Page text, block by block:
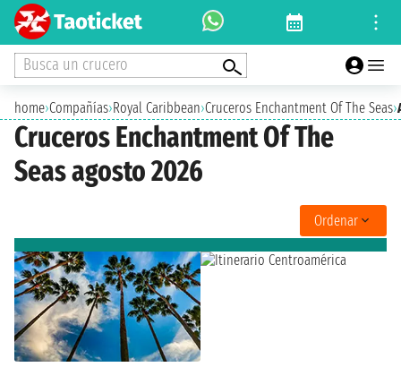
Busca un crucero
home›Compañías›Royal Caribbean›Cruceros Enchantment Of The Seas›
Cruceros Enchantment Of The
Seas agosto 2026
Ordenar